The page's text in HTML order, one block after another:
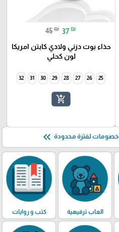
45 ₪ 37 ₪
حذاء بوت دزني ولادي كابتن امريكا
لون كحلي
25
26
27
28
29
30
31
32
add_shopping_cart
لفترة محدودة keyboard_double_arrow_left
العاب ترفيهية كتب و روايات